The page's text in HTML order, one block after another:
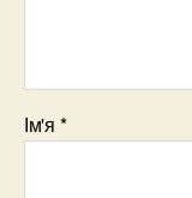
Ім'я *